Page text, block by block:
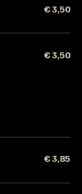
€ 3,50
€ 3,50
€ 3,85